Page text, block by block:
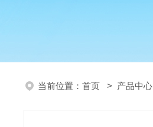
当前位置： 首页 > 产品中心